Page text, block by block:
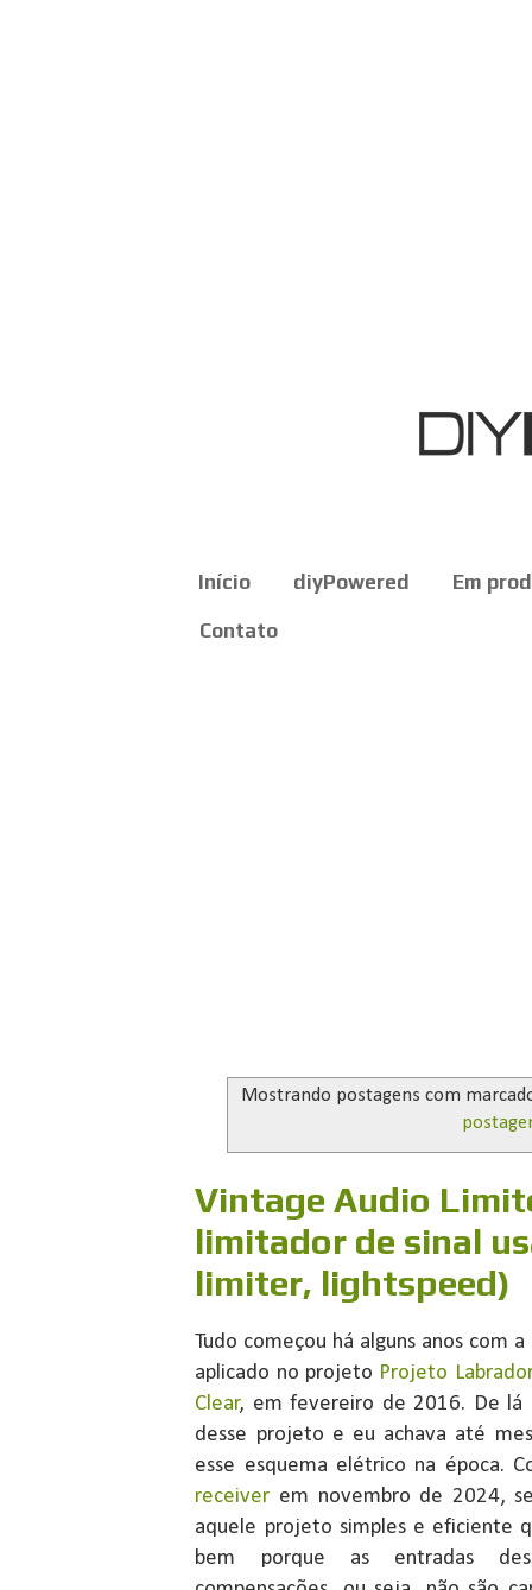
Início diyPowered Em
Contato
Mostrando postagens com
Vintage Audio
limitador de sinal
limiter, lightspeed)
Tudo começou há alguns anos com
aplicado no projeto Projeto
Clear, em fevereiro de 2016. De lá
desse projeto e eu achava até
esse esquema elétrico na época.
receiver em novembro de 2024,
aquele projeto simples e eficiente
bem porque as entradas